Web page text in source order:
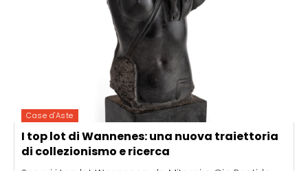
Case d'Aste
I top lot di Wannenes: una nuova traiettoria
di collezionismo e ricerca